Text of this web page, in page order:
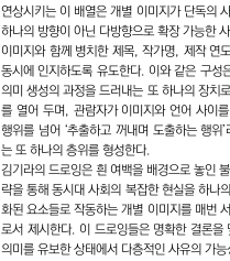
연상시키는 이 배열은 개별 이미지가 단독의
하나의 방향이 아닌 다방향으로 확장 가능한
이미지와 함께 병치한 제목, 작가명, 제작 연
동시에 인지하도록 유도한다. 이와 같은 구
의미 생성의 과정을 드러내는 또 하나의 장치
를 열어 두며, 관람자가 이미지와 언어 사이
행위를 넘어 ‘추출하고 꺼내며 도출하는 행
는 또 하나의 층위를 형성한다.
김기라의 드로잉은 흰 여백을 배경으로 놓인
략을 통해 동시대 사회의 복잡한 현실을 하나
화된 요소들로 작동하는 개별 이미지를 매번
로서 제시한다. 이 드로잉들은 명확한 결론
의미를 유보한 상태에서 다층적인 사유의 가